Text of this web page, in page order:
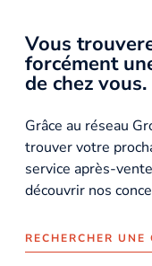
Vous
forcément
de chez vous.
Grâce au réseau
trouver votre
service après-
découvrir nos
RECHERCHER UNE